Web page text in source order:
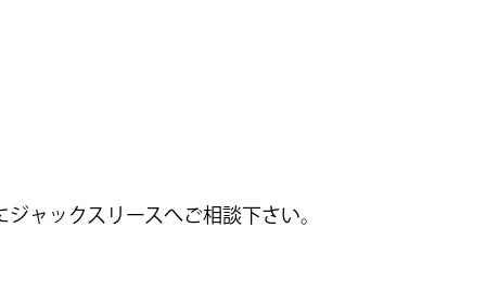
ャックスリースへご相談下さい。